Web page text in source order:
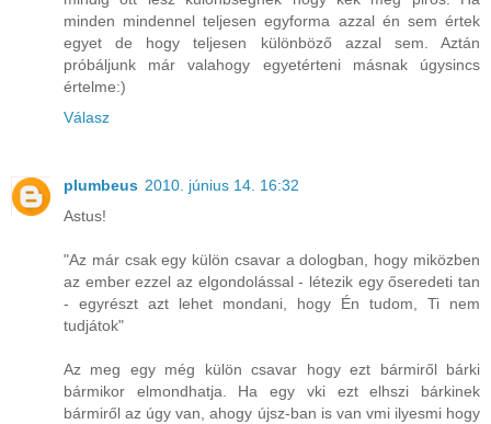
minden mindennel teljesen egyforma azzal én sem értek
egyet de hogy teljesen különböző azzal sem. Aztán
próbáljunk már valahogy egyetérteni másnak úgysincs
értelme:)
Válasz
plumbeus 2010. június 14. 16:32
Astus!
"Az már csak egy külön csavar a dologban, hogy miközben
az ember ezzel az elgondolással - létezik egy őseredeti tan
- egyrészt azt lehet mondani, hogy Én tudom, Ti nem
tudjátok"
Az meg egy még külön csavar hogy ezt bármiről bárki
bármikor elmondhatja. Ha egy vki ezt elhszi bárkinek
bármiről az úgy van, ahogy újsz-ban is van vmi ilyesmi hogy